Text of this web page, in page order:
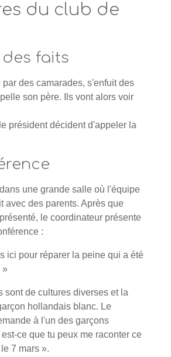
du club de
des faits
par des camarades, s'enfuit des
son père. Ils vont alors voir
président décident d'appeler la
une grande salle où l'équipe
avec des parents. Après que
le coordinateur présente
:
ici pour réparer la peine qui a été
»
sont de cultures diverses et la
hollandais blanc. Le
à l'un des garçons
ce que tu peux me raconter ce
7 mars ».